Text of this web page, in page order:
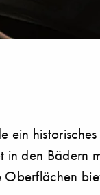
ein
in den Bädern